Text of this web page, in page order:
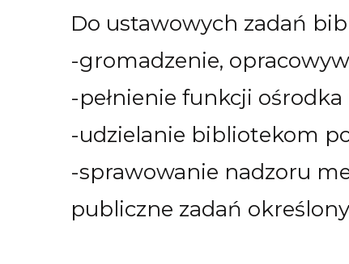
Do ustawowych zadań
-gromadzenie,
-pełnienie funkcji
-udzielanie bibliotekom
-sprawowanie nadzoru
publiczne zadań